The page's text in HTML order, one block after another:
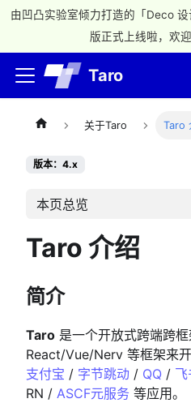
由凹凸实验室倾力打造的「Deco
版正式上线啦，欢迎
Taro
关于Taro Taro
版本：4.x
本页总览
Taro 介绍
简介
Taro 是一个开放式跨端跨
React/Vue/Nerv 等框架来
支付宝 / 字节跳动 / QQ / 飞
RN / ASCF元服务 等应用。